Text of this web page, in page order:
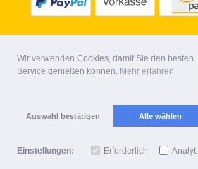
Wir verwenden Cookies, damit Sie den besten
Service genießen können. Mehr erfahren
Auswahl bestätigen Alle wählen
Einstellungen: Erforderlich
Alle Preise inkl. MwSt. evtl.
Copyright 2026 by Gebr.
Mobile Shop by
Zur klassischen